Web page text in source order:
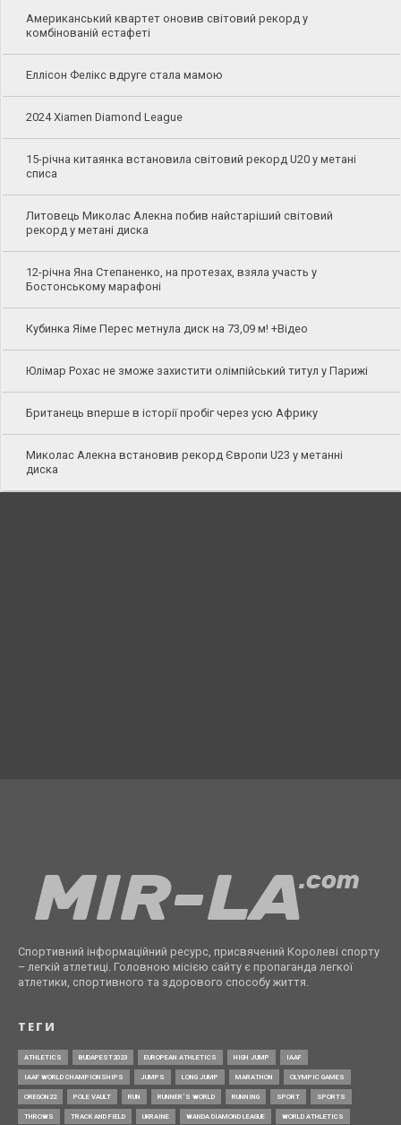
Американський квартет оновив світовий рекорд у
комбінованій естафеті
Еллісон Фелікс вдруге стала мамою
2024 Xiamen Diamond League
15-річна китаянка встановила світовий рекорд U20 у метані
списа
Литовець Миколас Алекна побив найстаріший світовий
рекорд у метані диска
12-річна Яна Степаненко, на протезах, взяла участь у
Бостонському марафоні
Кубинка Яіме Перес метнула диск на 73,09 м! +Відео
Юлімар Рохас не зможе захистити олімпійський титул у Парижі
Британець вперше в історії пробіг через усю Африку
Миколас Алекна встановив рекорд Європи U23 у метанні
диска
Спортивний інформаційний ресурс, присвячений Королеві спорту
– легкій атлетиці. Головною місією сайту є пропаганда легкої
атлетики, спортивного та здорового способу життя.
ТЕГИ
ATHLETICS BUDAPEST2023 EUROPEAN ATHLETICS HIGH JUMP IAAF
IAAF WORLD CHAMPIONSHIPS JUMPS LONG JUMP MARATHON OLYMPIC GAMES
OREGON22 POLE VAULT RUN RUNNER’S WORLD RUNNING SPORT SPORTS
THROWS TRACK AND FIELD UKRAINE WANDA DIAMOND LEAGUE WORLD ATHLETICS